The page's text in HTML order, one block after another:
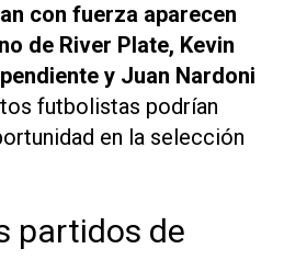
con fuerza aparecen
de River Plate, Kevin
y Juan Nardoni
futbolistas podrían
en la selección
partidos de